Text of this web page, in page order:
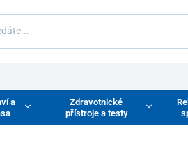
a
Zdravotnické
přístroje a testy